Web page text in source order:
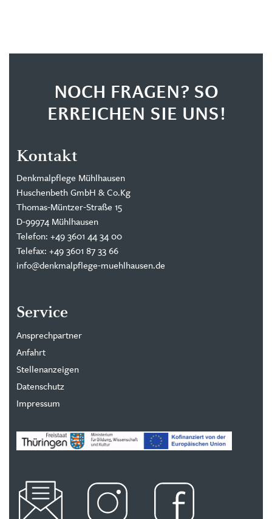
NOCH FRAGEN? SO
ERREICHEN SIE UNS!
Kontakt
Denkmalpflege Mühlhausen
Huschenbeth GmbH & Co.Kg
Thomas-Müntzer-Straße 15
D-99974 Mühlhausen
Telefon: +49 3601 44 34 00
Telefax: +49 3601 87 33 66
info@denkmalpflege-muehlhausen.de
Service
Ansprechpartner
Anfahrt
Stellenanzeigen
Datenschutz
Impressum